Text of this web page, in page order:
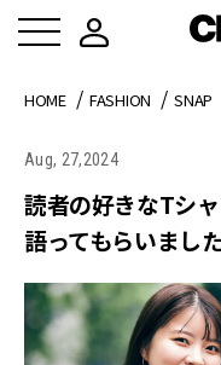
HOME FASHION SNAP
Aug, 27,2024
読者の好きなTシ
語ってもらいまし